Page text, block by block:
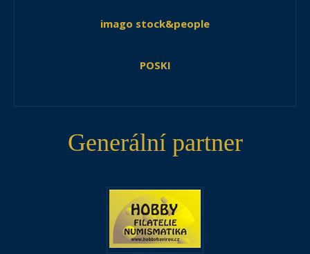
imago stock&people
POSKI
Generální partner